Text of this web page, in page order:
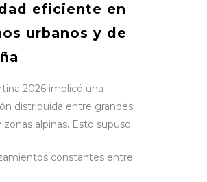
eficiente en
urbanos y de
2026 implicó una
distribuida entre grandes
zonas alpinas. Esto supuso:
constantes entre